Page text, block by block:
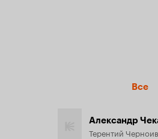
Все
Александр
Терентий